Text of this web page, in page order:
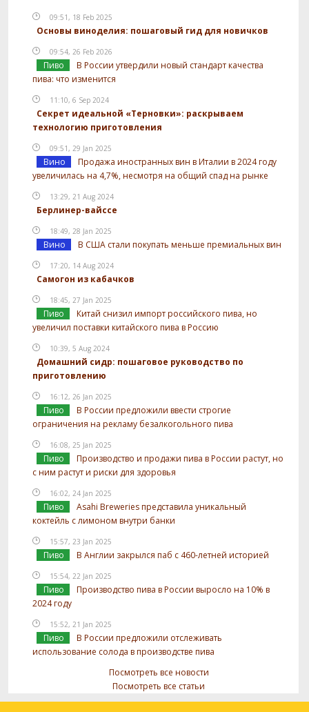
09:51, 18 Feb 2025
Основы виноделия: пошаговый гид для новичков
09:54, 26 Feb 2026
Пиво
В России утвердили новый стандарт качества
пива: что изменится
11:10, 6 Sep 2024
Секрет идеальной «Терновки»: раскрываем
технологию приготовления
09:51, 29 Jan 2025
Вино
Продажа иностранных вин в Италии в 2024 году
увеличилась на 4,7%, несмотря на общий спад на рынке
13:29, 21 Aug 2024
Берлинер-вайссе
18:49, 28 Jan 2025
Вино В США стали покупать меньше премиальных вин
17:20, 14 Aug 2024
Самогон из кабачков
18:45, 27 Jan 2025
Пиво
Китай снизил импорт российского пива, но
увеличил поставки китайского пива в Россию
10:39, 5 Aug 2024
Домашний сидр: пошаговое руководство по
приготовлению
16:12, 26 Jan 2025
Пиво
В России предложили ввести строгие
ограничения на рекламу безалкогольного пива
16:08, 25 Jan 2025
Пиво
Производство и продажи пива в России растут, но
с ним растут и риски для здоровья
16:02, 24 Jan 2025
Пиво
Asahi Breweries представила уникальный
коктейль с лимоном внутри банки
15:57, 23 Jan 2025
Пиво В Англии закрылся паб с 460-летней историей
15:54, 22 Jan 2025
Пиво
Производство пива в России выросло на 10% в
2024 году
15:52, 21 Jan 2025
Пиво
В России предложили отслеживать
использование солода в производстве пива
Посмотреть все новости
Посмотреть все статьи